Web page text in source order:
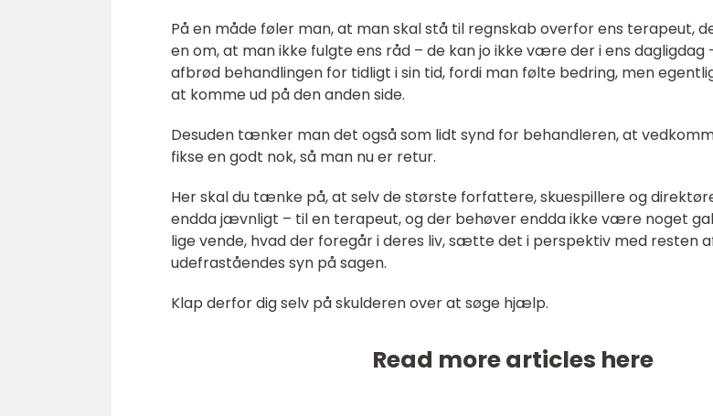
På en måde føler man, at man skal stå til regnskab overfor ens terapeut,
en om, at man ikke fulgte ens råd – de kan jo ikke være der i ens dagligdag
afbrød behandlingen for tidligt i sin tid, fordi man følte bedring, men
at komme ud på den anden side.
Desuden tænker man det også som lidt synd for behandleren, at
fikse en godt nok, så man nu er retur.
Her skal du tænke på, at selv de største forfattere, skuespillere og
endda jævnligt – til en terapeut, og der behøver endda ikke være noget
lige vende, hvad der foregår i deres liv, sætte det i perspektiv med resten
udefraståendes syn på sagen.
Klap derfor dig selv på skulderen over at søge hjælp.
Read more articles here